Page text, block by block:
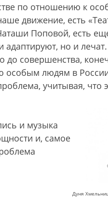
по отношению к
движение, есть
Поповой, есть
адаптируют, но и
до совершенства,
особым людям в
учитывая, что
Дуня
и музыка
и, самое